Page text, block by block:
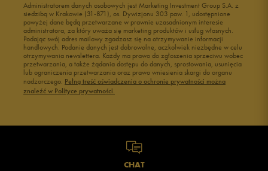
Administratorem danych osobowych jest Marketing Investment Group S.A. z
siedzibą w Krakowie (31-871), os. Dywizjonu 303 paw. 1, udostępnione
powyżej dane będą przetwarzane w prawnie uzasadnionym interesie
administratora, za który uważa się marketing produktów i usług własnych.
Podając swój adres mailowy zgadzasz się na otrzymywanie informacji
handlowych. Podanie danych jest dobrowolne, aczkolwiek niezbędne w celu
otrzymywania newslettera. Każdy ma prawo do zgłoszenia sprzeciwu wobec
przetwarzania, a także żądania dostępu do danych, sprostowania, usunięcia
lub ograniczenia przetwarzania oraz prawo wniesienia skargi do organu
nadzorczego. Pełną treść oświadczenia o ochronie prywatności można
znaleźć w Polityce prywatności.
CHAT